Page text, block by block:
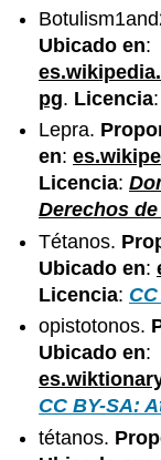
Ubicado en:
pg. Licencia:
Lepra.
en:
Licencia:
Derechos
Tétanos.
Ubicado en:
Licencia:
opistotonos.
Ubicado en:
CC BY-SA:
tétanos.